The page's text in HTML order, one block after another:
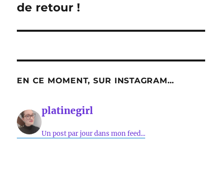
suivante :
de retour !
EN CE MOMENT, SUR INSTAGRAM…
platinegirl
Un post par jour dans mon feed...